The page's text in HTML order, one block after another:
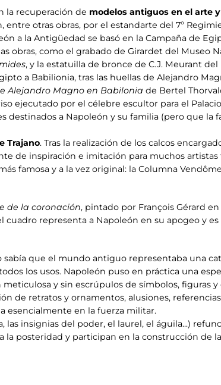
la recuperación de modelos antiguos en el arte
otras obras, por el estandarte del 7º
a la Antigüedad se basó en la Campaña de
obras, como el grabado de Girardet del Museo
, y la estatuilla de bronce de C.J. Meurant del
a Babilionia, tras las huellas de Alejandro
Alejandro Magno en Babilonia de Bertel
ejecutado por el célebre escultor para el
destinados a Napoleón y su familia (pero que la
Trajano. Tras la realización de los calcos
de inspiración e imitación para muchos artistas
famosa y a la vez original: la Columna
de la coronación, pintado por François Gérard en
cuadro representa a Napoleón en su apogeo y
sabía que el mundo antiguo representaba una
los usos. Napoleón puso en práctica una
meticulosa y sin escrúpulos de símbolos, figuras
de retratos y ornamentos, alusiones,
esencialmente en la fuerza militar.
las insignias del poder, el laurel, el águila...)
posteridad y participan en la construcción de